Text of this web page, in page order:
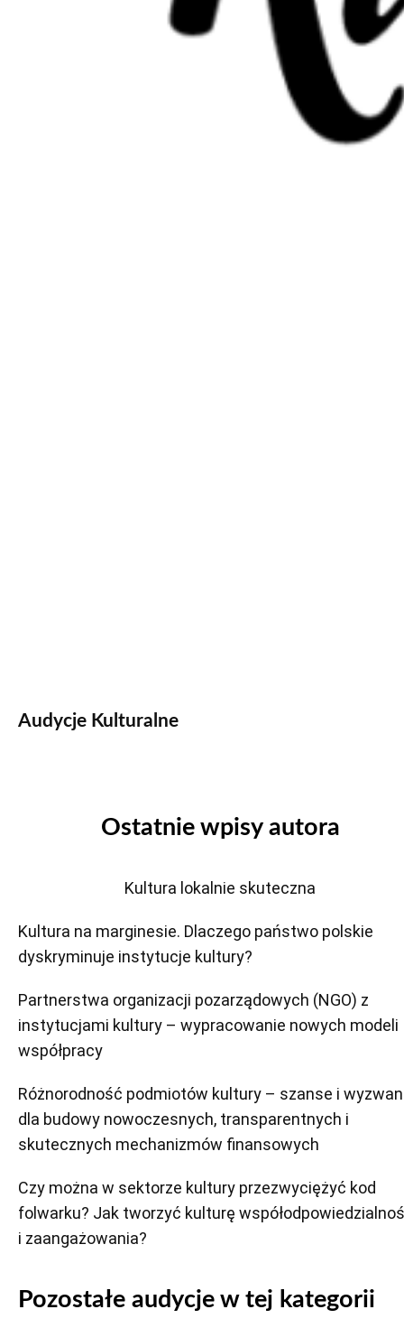
Audycje Kulturalne
Ostatnie wpisy autora
Kultura lokalnie skuteczna
Kultura na marginesie. Dlaczego państwo polskie
dyskryminuje instytucje kultury?
Partnerstwa organizacji pozarządowych (NGO) z
instytucjami kultury – wypracowanie nowych modeli
współpracy
Różnorodność podmiotów kultury – szanse i
dla budowy nowoczesnych, transparentnych i
skutecznych mechanizmów finansowych
Czy można w sektorze kultury przezwyciężyć kod
folwarku? Jak tworzyć kulturę
i zaangażowania?
Pozostałe audycje w tej kategorii